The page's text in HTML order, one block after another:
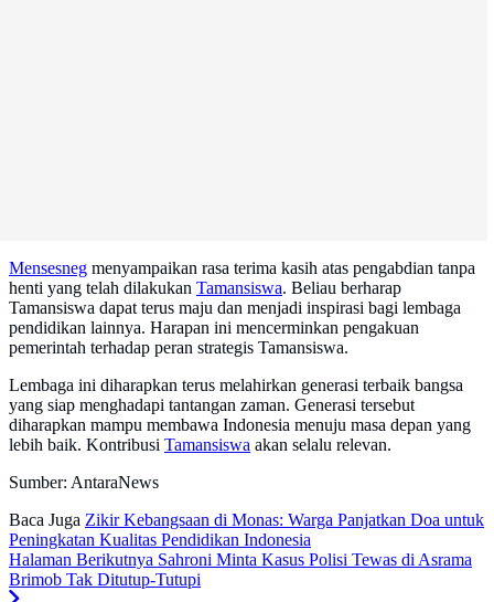
Mensesneg menyampaikan rasa terima kasih atas pengabdian tanpa
henti yang telah dilakukan Tamansiswa. Beliau berharap
Tamansiswa dapat terus maju dan menjadi inspirasi bagi lembaga
pendidikan lainnya. Harapan ini mencerminkan pengakuan
pemerintah terhadap peran strategis Tamansiswa.
Lembaga ini diharapkan terus melahirkan generasi terbaik bangsa
yang siap menghadapi tantangan zaman. Generasi tersebut
diharapkan mampu membawa Indonesia menuju masa depan yang
lebih baik. Kontribusi Tamansiswa akan selalu relevan.
Sumber: AntaraNews
Baca Juga Zikir Kebangsaan di Monas: Warga Panjatkan Doa untuk
Peningkatan Kualitas Pendidikan Indonesia
Halaman Berikutnya Sahroni Minta Kasus Polisi Tewas di Asrama
Brimob Tak Ditutup-Tutupi